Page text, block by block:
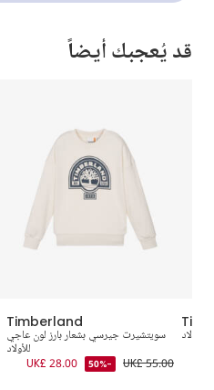
قد يُعجبك أيضاً
Timberland
سويتشيرت جيرسي بشعار بارز لون عاجي
للأولاد
UK£ 55.00
-50%
UK£ 28.00